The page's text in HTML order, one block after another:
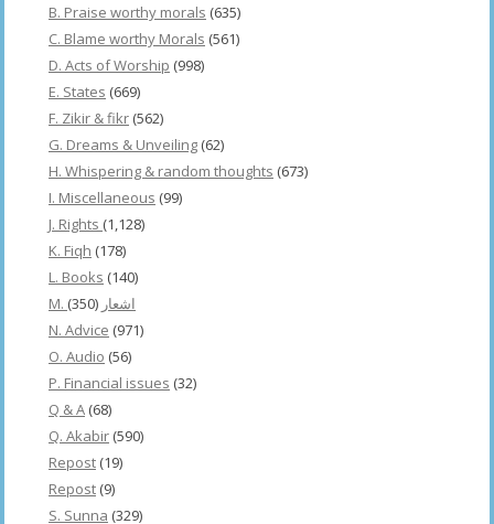
B. Praise worthy morals (635)
C. Blame worthy Morals (561)
D. Acts of Worship (998)
E. States (669)
F. Zikir & fikr (562)
G. Dreams & Unveiling (62)
H. Whispering & random thoughts (673)
I. Miscellaneous (99)
J. Rights (1,128)
K. Fiqh (178)
L. Books (140)
M. اشعار (350)
N. Advice (971)
O. Audio (56)
P. Financial issues (32)
Q & A (68)
Q. Akabir (590)
Repost (19)
Repost (9)
S. Sunna (329)